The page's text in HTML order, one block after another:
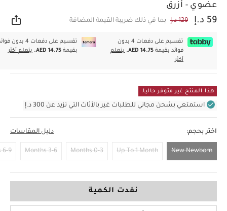
عضوي - أزرق
59 د.إ 129 د.إ بما في ذلك ضريبة القيمة المضافة
تقسيم على دفعات 4 بدون
فوائد بقيمة AED 14.75.
يتعلم
أكثر
تقسيم على دفعات 4 بدون
بقيمةAED 14.75. يتعلم أكثر
هذا المنتج غير متوفر حاليا.
استمتعي بشحن مجاني للطلبات غير بالأثاث التي تزيد عن 300 د.إ
اختر بحجم: دليل المقاسات
New Newborn
Up To 1 Month
0-3 Months
3-6 Months
6-9 Months
نفدت الكمية